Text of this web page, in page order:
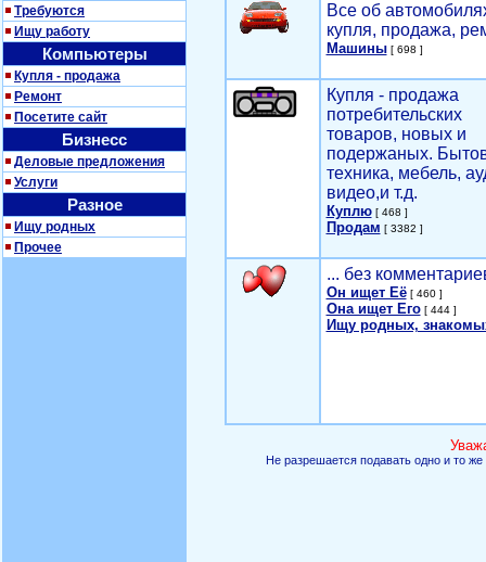
Требуются
Ищу работу
Компьютеры
Купля - продажа
Ремонт
Посетите сайт
Бизнесс
Деловые предложения
Услуги
Разное
Ищу родных
Прочее
Все об
купля, продажа,
Машины[ 698 ]
Купля - продажа
потребительских
товаров, новых и
подержаных.
техника, мебель,
видео,и т.д.
Куплю[ 468 ]
Продам [ 3382 ]
... без
Он ищет Её[ 460 ]
Она ищет Его[ 444 ]
Ищу родных,
Не разрешается подавать одно и то